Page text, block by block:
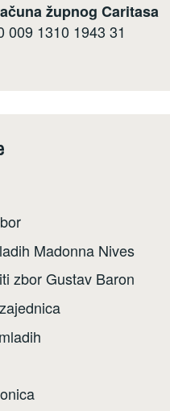
župnog Caritasa
009 1310 1943 31
Madonna Nives
zbor Gustav Baron